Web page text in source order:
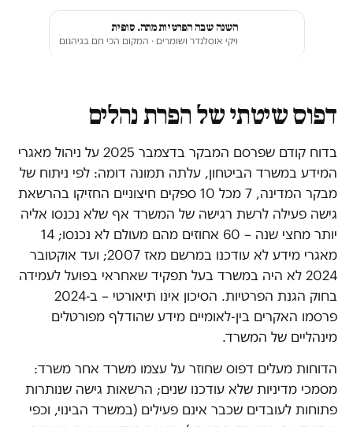
השנה שבה הפרטיות מתה. סופית
ויקי אוסלנדר ושומרים · המקום הכי חם בגיהנום
דפוס שיטתי של הפרת נהלים
בדוח קודם שפרסם המבקר בדצמבר 2025 על ניהול מאגרי
המידע במשרד הביטחון, עלתה תמונה דומה: לפי ניתוח של
מבקר המדינה, 7 מכל 10 ספקים חיצוניים החזיקו בהרשאת
גישה פעילה לרשת רגישה של המשרד אף שלא נכנסו אליה
יותר מחצי שנה – 60 אחוזים מהם מעולם לא נכנסו; 14
מאגרי מידע לא עודכנו במרשם מאז 2007; ועד אוקטובר
2024 לא היה במשרד בעל תפקיד שאחראי בפועל לעמידה
בחוק הגנת הפרטיות. הסיכון אינו תיאורטי – ב-2024
פרסמו האקרים בין-לאומיים מידע שהודלף מפורטלים
מינהליים של המשרד.
הדוחות מעלים דפוס שחוזר על עצמו משרד אחר משרד:
מסמכי מדיניות שלא עודכנו שנים; הרשאות גישה שנותרות
פתוחות לעובדים שכבר אינם פעילים (במשרד הבינוי, וכפי